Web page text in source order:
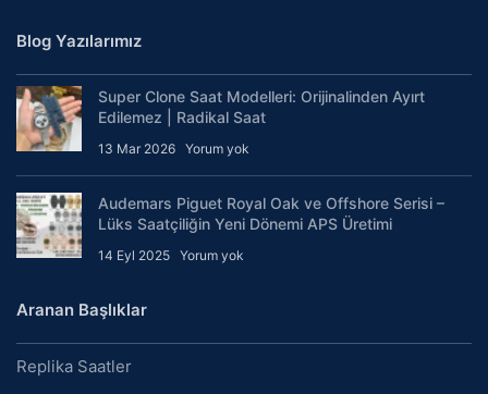
Blog Yazılarımız
Super Clone Saat Modelleri: Orijinalinden Ayırt
Edilemez | Radikal Saat
13 Mar 2026 Yorum yok
Audemars Piguet Royal Oak ve Offshore Serisi –
Lüks Saatçiliğin Yeni Dönemi APS Üretimi
14 Eyl 2025 Yorum yok
Aranan Başlıklar
Replika Saatler